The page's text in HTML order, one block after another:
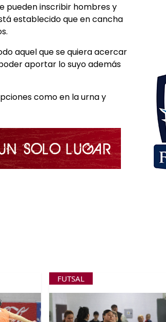
pueden inscribir hombres y
establecido que en cancha
aquel que se quiera acercar
aportar lo suyo además
como en la urna y
FUTSAL